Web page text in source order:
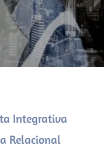
Integrativa
Relacional